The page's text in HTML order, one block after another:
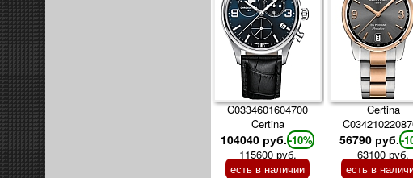
C0334601604700
Certina
104040 руб.-10%
115600 руб.
есть в наличии
Certina
56790 руб.-
63100 руб.
есть в